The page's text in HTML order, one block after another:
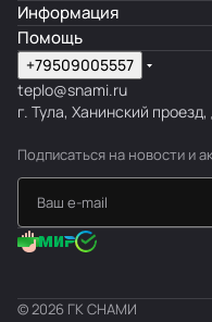
Информация
Помощь
+79509005557
teplo@snami.ru
г. Тула, Ханинский проезд,
Подписаться на новости и
© 2026 ГК СНАМИ